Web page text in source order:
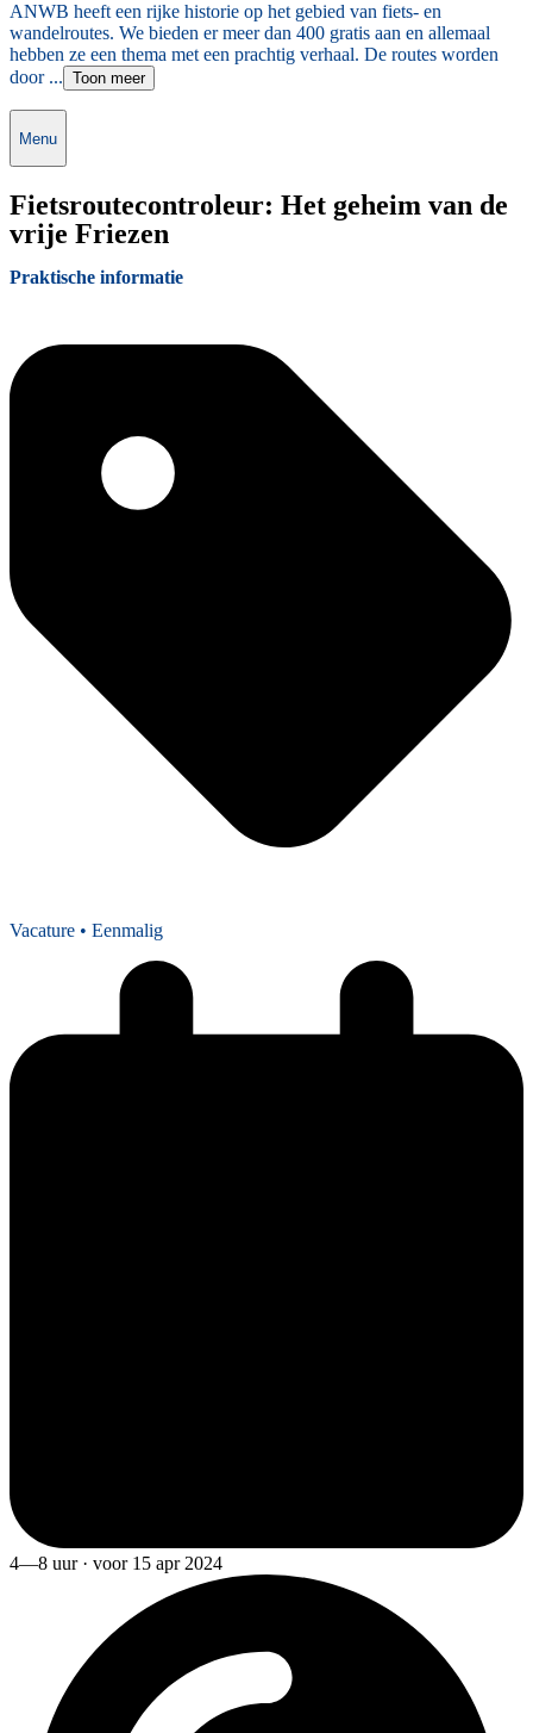
ANWB heeft een rijke historie op het gebied van fiets- en
wandelroutes. We bieden er meer dan 400 gratis aan en allemaal
hebben ze een thema met een prachtig verhaal. De routes worden
door ... Toon meer
Menu
Fietsroutecontroleur: Het geheim van de
vrije Friezen
Praktische informatie
Vacature • Eenmalig
4—8 uur · voor 15 apr 2024